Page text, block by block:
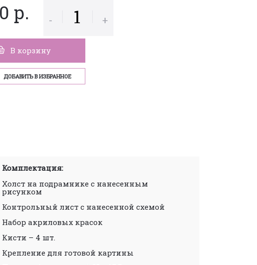
р. - +
В корзину
ДОБАВИТЬ В ИЗБРАННОЕ
Комплектация:
Холст на подрамнике с нанесенным
рисунком
Контрольный лист с нанесенной схемой
Набор акриловых красок
Кисти – 4 шт.
Крепление для готовой картины